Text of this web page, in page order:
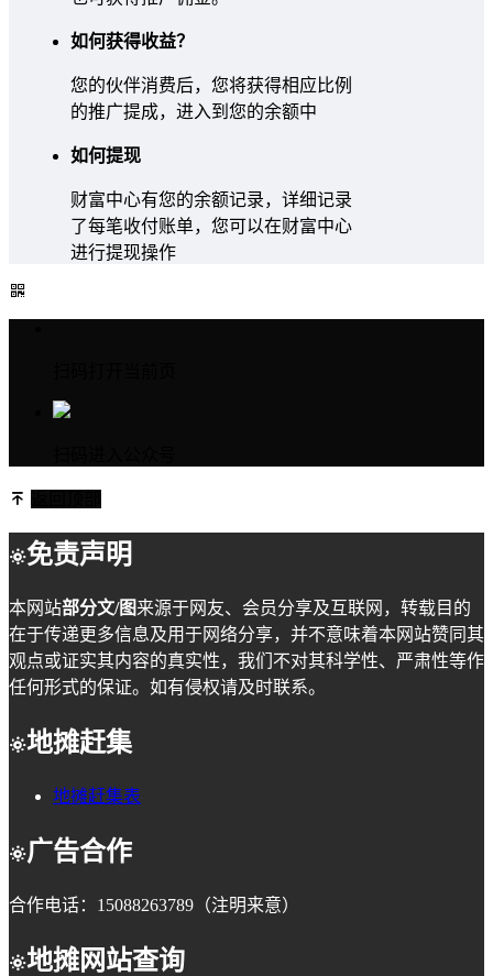
如何获得收益？
您的伙伴消费后，您将获得相应比例
的推广提成，进入到您的余额中
如何提现
财富中心有您的余额记录，详细记录
了每笔收付账单，您可以在财富中心
进行提现操作
免责声明
本网站部分文/图来源于网友、会员分享及互联网，转载目的
在于传递更多信息及用于网络分享，并不意味着本网站赞同其
观点或证实其内容的真实性，我们不对其科学性、严肃性等作
任何形式的保证。如有侵权请及时联系。
地摊赶集
地摊赶集表
广告合作
合作电话：15088263789（注明来意）
地摊网站查询